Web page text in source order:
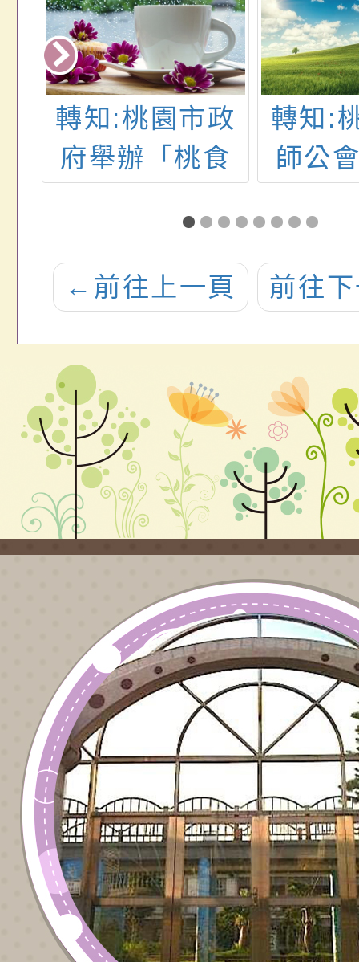
轉知:桃園市政
府舉辦「桃食
嘉年華」活動
轉知:
師公
訪社
← 前往上一頁 前往